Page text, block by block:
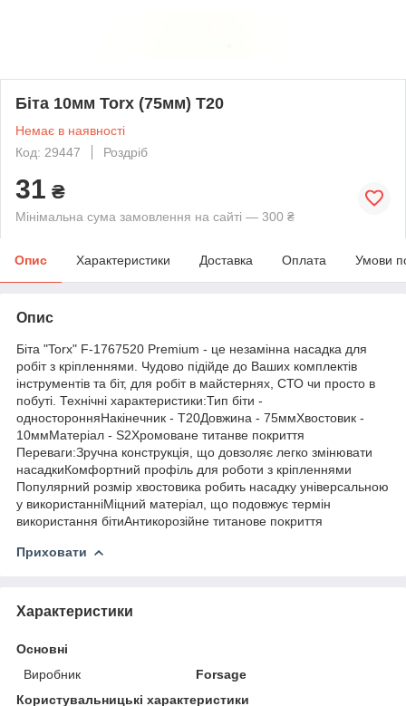
Біта 10мм Torx (75мм) T20
Немає в наявності
Код: 29447
Роздріб
31 ₴
Мінімальна сума замовлення на сайті — 300 ₴
Опис Характеристики Доставка Оплата Умови
Опис
Біта "Torx" F-1767520 Premium - це незамінна насадка для
робіт з кріпленнями. Чудово підійде до Ваших комплектів
інструментів та біт, для робіт в майстернях, СТО чи просто в
побуті. Технічні характеристики:Тип біти -
односторонняНакінечник - T20Довжина - 75ммХвостовик -
10ммМатеріал - S2Хромоване титанве покриття
Переваги:Зручна конструкція, що довзоляє легко змінювати
насадкиКомфортний профіль для роботи з кріпленнями
Популярний розмір хвостовика робить насадку універсальною
у використанніМіцний матеріал, що подовжує термін
використання бітиАнтикорозійне титанове покриття
Приховати
Характеристики
Основні
Виробник
Forsage
Користувальницькі характеристики